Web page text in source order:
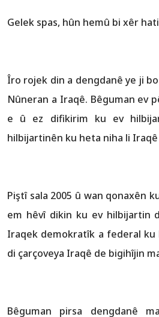
Gelek spas, hûn hemû bi xêr
Îro rojek din a dengdanê ye ji
Nûneran a Iraqê. Bêguman ev
e û ez difikirim ku ev
hilbijartinên ku heta niha li
Piştî sala 2005 û wan qonaxên
em hêvî dikin ku ev hilbijartin
Iraqek demokratîk a federal
di çarçoveya Iraqê de bigihîjin
Bêguman pirsa dengdanê